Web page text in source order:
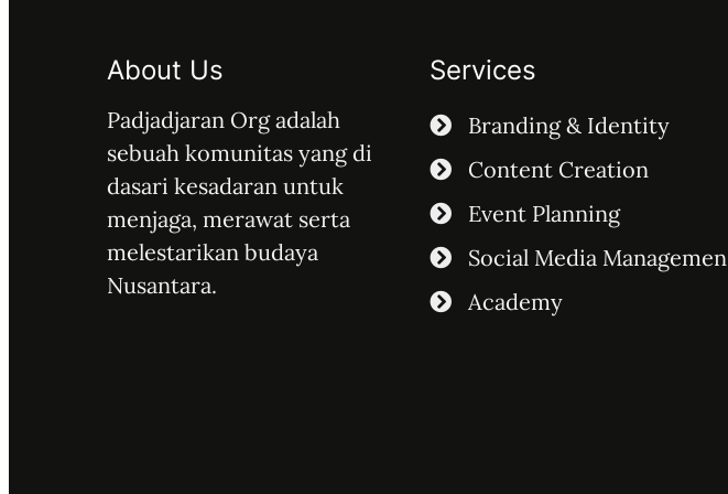
About Us
Padjadjaran Org adalah
sebuah komunitas yang di
dasari kesadaran untuk
menjaga, merawat serta
melestarikan budaya
Nusantara.
Services
Branding & Identity
Content Creation
Event Planning
Social Media Managemen
Academy